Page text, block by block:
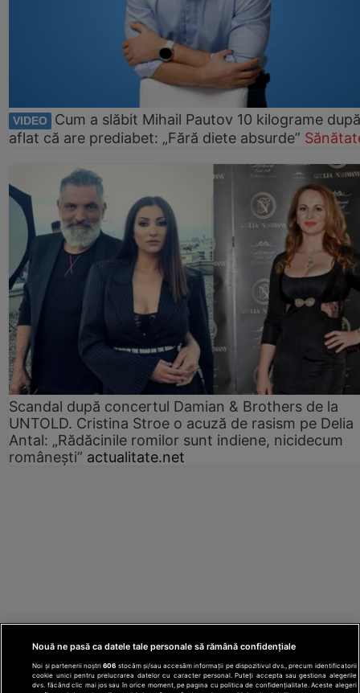
VIDEO
Cum a slăbit Mihail Pautov 10 kilograme
aflat că are prediabet: „Fără diete absurde”
Scandal după concertul Damian & Brothers de la
UNTOLD. Cristina Stroe o acuză de rasism pe Delia
Antal: „Rădăcinile romilor sunt indiene, nicidecum
românești” actualitate.net
Nouă ne pasă ca datele tale personale să rămână confidențiale
Noi și partenerii noștri606 stocăm și/sau accesăm informații pe dispozitivul dvs., precum identificatorii
cookie unici pentru prelucrarea datelor cu caracter personal. Puteți accepta sau gestiona alegerile
dvs. făcând clic mai jos sau în orice moment, pe pagina cu politica de confidențialitate. Aceste alegeri